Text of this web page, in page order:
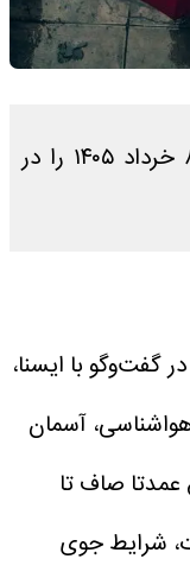
وضعیت هوای فردا زنجان جمعه ۸ خرداد ۱۴۰۵ را در
گفت‌وگو با ایسنا،
آسمان
صاف تا
شرایط جوی